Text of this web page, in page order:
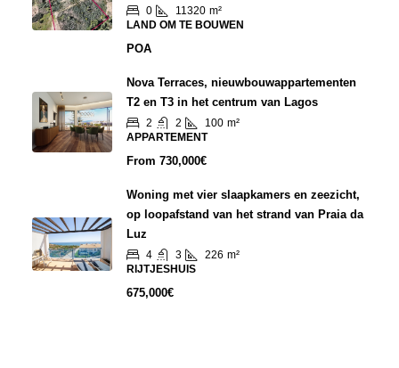
0 11320 m²
LAND OM TE BOUWEN
POA
Nova Terraces, nieuwbouwappartementen
T2 en T3 in het centrum van Lagos
2 2 100 m²
APPARTEMENT
From 730,000€
Woning met vier slaapkamers en zeezicht,
op loopafstand van het strand van Praia da
Luz
4 3 226 m²
RIJTJESHUIS
675,000€